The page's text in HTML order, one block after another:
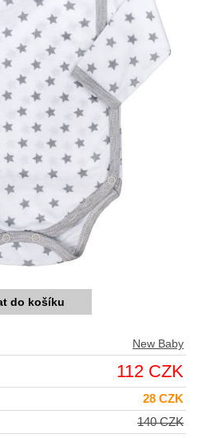
New Baby
112 CZK
28 CZK
140 CZK